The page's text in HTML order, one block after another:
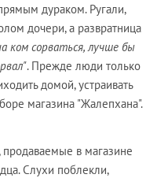
дураком. Ругали,
дочери, а развратница
ком сорваться, лучше бы
. Прежде люди только
домой, устраивать
магазина "Жалепхана".
в магазине
Слухи поблекли,